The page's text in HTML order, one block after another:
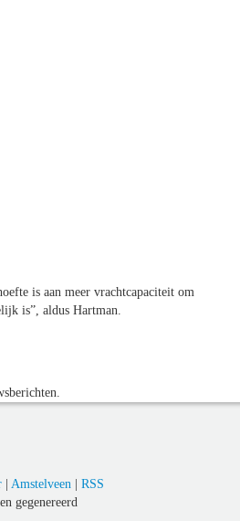
is aan meer vrachtcapaciteit om
is”, aldus Hartman.
| Amstelveen | RSS
gegenereerd